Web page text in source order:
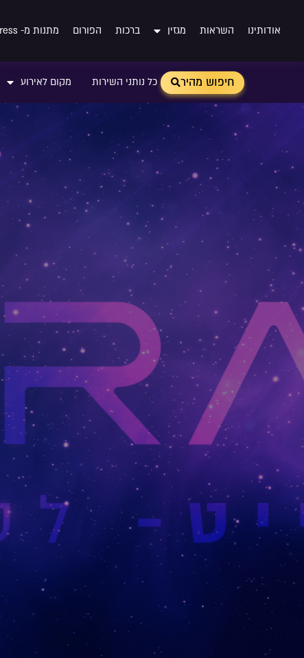
אודותינו השראות מגזין ברכות הפורום מתנות מ- Aliexpress
חיפוש מהיר כל נותני השירות מקום לאירוע